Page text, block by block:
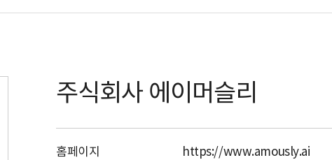
주식회사 에이머슬리
홈페이지
https://www.amously.ai